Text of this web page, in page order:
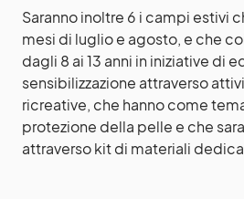
Saranno inoltre 6 i campi estivi
mesi di luglio e agosto, e che
dagli 8 ai 13 anni in iniziative di
sensibilizzazione attraverso
ricreative, che hanno come
protezione della pelle e che
attraverso kit di materiali